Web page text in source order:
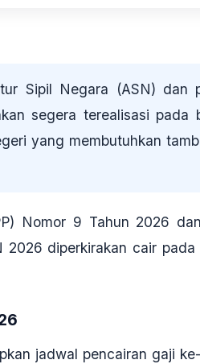
Sipil Negara (ASN) dan
segera terealisasi pada
yang membutuhkan
Nomor 9 Tahun 2026
2026 diperkirakan cair
jadwal pencairan gaji